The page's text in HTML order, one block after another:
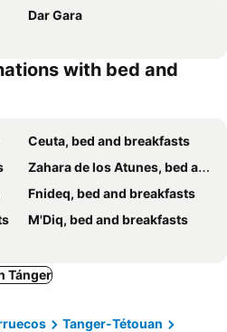
Dar Gara
with bed and
Ceuta, bed and breakfasts
Zahara de los Atunes, bed and breakfasts
Fnideq, bed and breakfasts
M'Diq, bed and breakfasts
Tánger
Tanger-Tétouan